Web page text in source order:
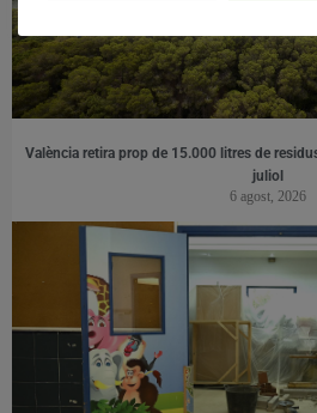
València retira prop de 15.000 litres de
juliol
6 agost, 2026